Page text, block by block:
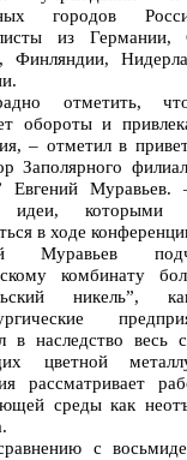
городов
из
Финляндии,
отметить,
обороты и
– отметил в
Заполярного
Евгений
идеи, которыми
в ходе
Муравьев
комбинату
никель”,
в наследство весь
цветной
рассматривает
среды как
с